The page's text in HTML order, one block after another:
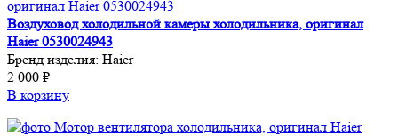
Воздуховод холодильной камеры холодильника, оригинал
Haier 0530024943
Бренд изделия: Haier
2 000 ₽
В корзину